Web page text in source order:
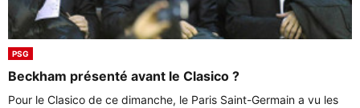
PSG
Beckham présenté avant le Clasico ?
Pour le Clasico de ce dimanche, le Paris Saint-Germain a vu les